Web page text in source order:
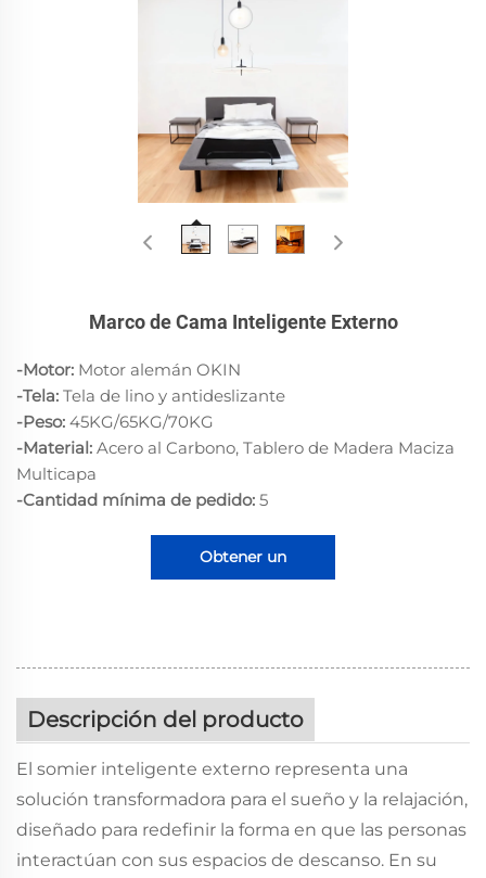
Marco de Cama Inteligente Externo
-Motor: Motor alemán OKIN
-Tela: Tela de lino y antideslizante
-Peso: 45KG/65KG/70KG
-Material: Acero al Carbono, Tablero de Madera Maciza
Multicapa
-Cantidad mínima de pedido: 5
Obtener un
Descripción del producto
El somier inteligente externo representa una
solución transformadora para el sueño y la relajación,
diseñado para redefinir la forma en que las personas
interactúan con sus espacios de descanso. En su